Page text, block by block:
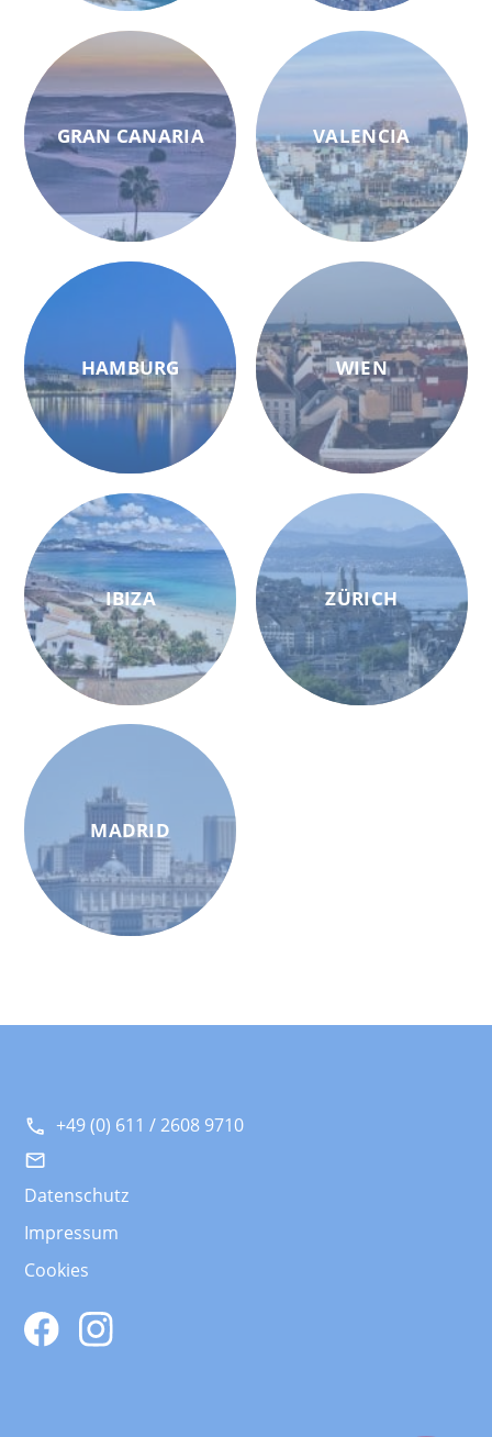
GRAN CANARIA
HAMBURG
IBIZA
MADRID
VALENCIA
WIEN
ZÜRICH
+49 (0) 611 / 2608 9710
Datenschutz
Impressum
Cookies